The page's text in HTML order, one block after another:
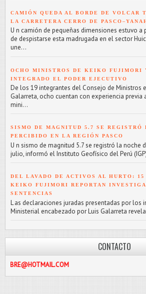
CAMIÓN QUEDA AL BORDE DE VOLCAR
LA CARRETERA CERRO DE
U n camión de pequeñas dimensiones estuvo
de despistarse esta madrugada en el sector
une...
OCHO MINISTROS DE KEIKO FUJIMORI
INTEGRADO EL PODER EJECUTIVO
De los 19 integrantes del Consejo de Ministros
Galarreta, ocho cuentan con experiencia previa
mini...
SISMO DE MAGNITUD 5.7 SE REGISTRÓ
PERCIBIDO EN LA REGIÓN PASCO
U n sismo de magnitud 5.7 se registró la noche
julio, informó el Instituto Geofísico del Perú
DEL LAVADO DE ACTIVOS AL HURTO: 15
KEIKO FUJIMORI REPORTAN
SENTENCIAS
L as declaraciones juradas presentadas por los
Ministerial encabezado por Luis Galarreta
CONTACTO